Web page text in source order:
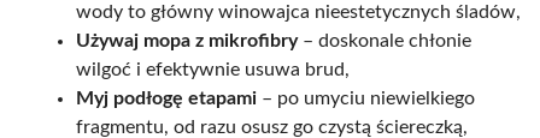
wody to główny winowajca nieestetycznych śladów,
Używaj mopa z mikrofibry– doskonale chłonie
wilgoć i efektywnie usuwa brud,
Myj podłogę etapami – po umyciu niewielkiego
fragmentu, od razu osusz go czystą ściereczką,